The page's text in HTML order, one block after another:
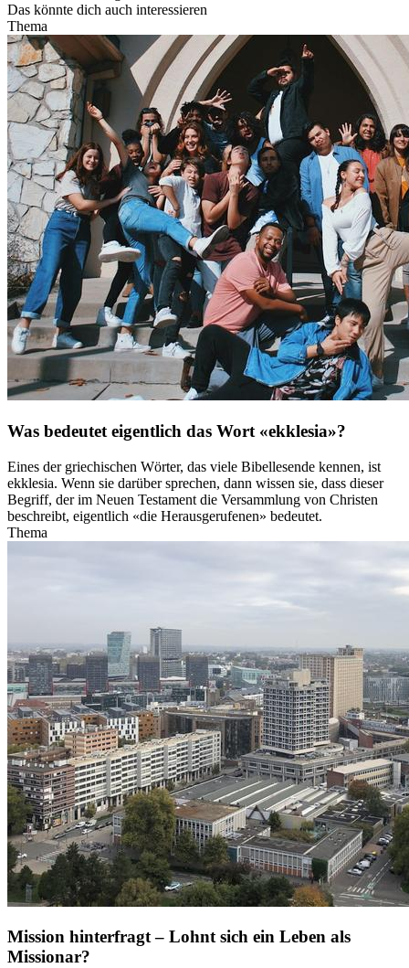
Das könnte dich auch interessieren
Thema
Was bedeutet eigentlich das Wort «ekklesia»?
Eines der griechischen Wörter, das viele Bibellesende kennen, ist
ekklesia. Wenn sie darüber sprechen, dann wissen sie, dass dieser
Begriff, der im Neuen Testament die Versammlung von Christen
beschreibt, eigentlich «die Herausgerufenen» bedeutet.
Thema
Mission hinterfragt – Lohnt sich ein Leben als
Missionar?